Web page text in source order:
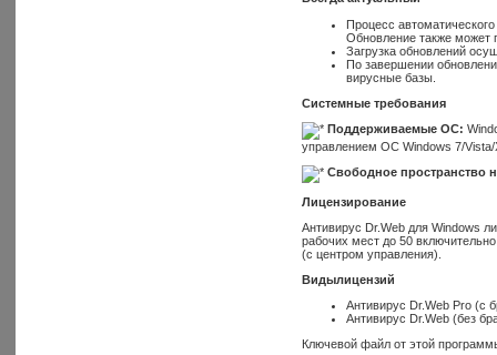
Процесс
Обновление также может
Загрузка обновлений
По завершении
вирусные базы.
Системные требования
Поддерживаемые ОС:
управлением ОС Windows 7/Vista/
Свободное пространство
Лицензирование
Антивирус Dr.Web для Windows
рабочих мест до 50
(c центром управления).
Видылицензий
Антивирус Dr.Web Pro (с
Антивирус Dr.Web (без
Ключевой файл от этой